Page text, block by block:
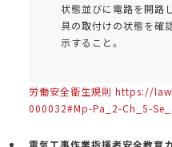
状態並びに電路を開路
具の取付けの状態を確
示すること。
労働安全衛生規則 https://
000032#Mp-Pa_2-Ch_5-
電気工事作業指揮者安全教育